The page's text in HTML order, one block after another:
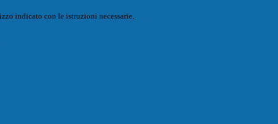
indicato con le istruzioni necessarie.